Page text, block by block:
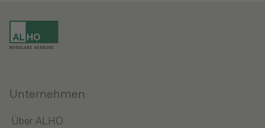
Unternehmen
Über ALHO